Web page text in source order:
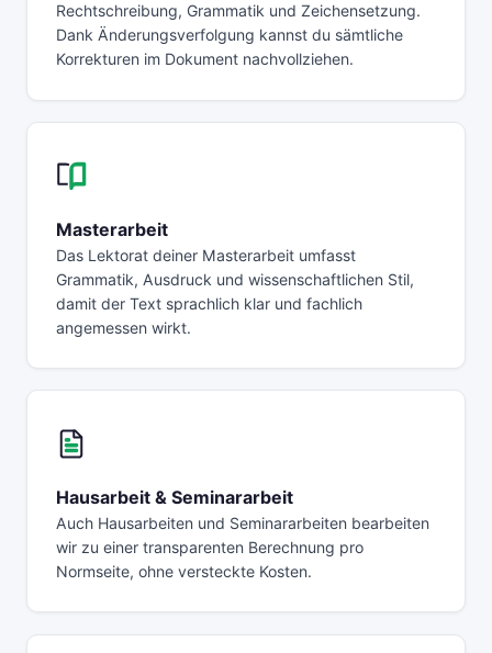
Rechtschreibung, Grammatik und Zeichensetzung.
Dank Änderungsverfolgung kannst du sämtliche
Korrekturen im Dokument nachvollziehen.
Masterarbeit
Das Lektorat deiner Masterarbeit umfasst
Grammatik, Ausdruck und wissenschaftlichen Stil,
damit der Text sprachlich klar und fachlich
angemessen wirkt.
Hausarbeit & Seminararbeit
Auch Hausarbeiten und Seminararbeiten bearbeiten
wir zu einer transparenten Berechnung pro
Normseite, ohne versteckte Kosten.